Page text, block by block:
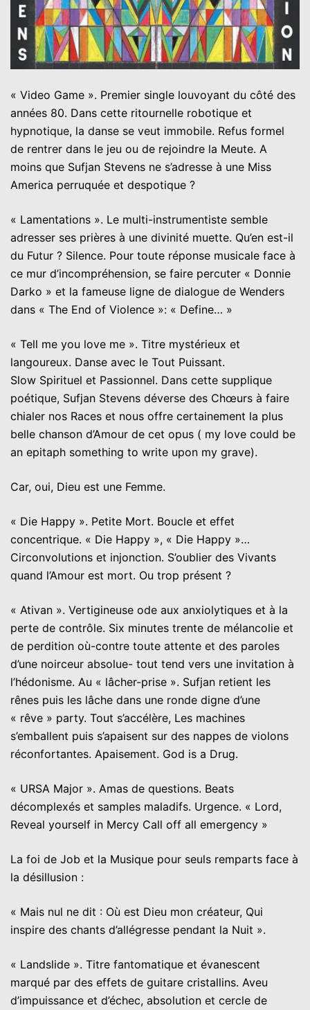
« Video Game ». Premier single louvoyant du côté des
années 80. Dans cette ritournelle robotique et
hypnotique, la danse se veut immobile. Refus formel
de rentrer dans le jeu ou de rejoindre la Meute. A
moins que Sufjan Stevens ne s’adresse à une Miss
America perruquée et despotique ?
« Lamentations ». Le multi-instrumentiste semble
adresser ses prières à une divinité muette. Qu’en est-il
du Futur ? Silence. Pour toute réponse musicale face à
ce mur d’incompréhension, se faire percuter « Donnie
Darko » et la fameuse ligne de dialogue de Wenders
dans « The End of Violence »: « Define… »
« Tell me you love me ». Titre mystérieux et
langoureux. Danse avec le Tout Puissant.
Slow Spirituel et Passionnel. Dans cette supplique
poétique, Sufjan Stevens déverse des Chœurs à faire
chialer nos Races et nous offre certainement la plus
belle chanson d’Amour de cet opus ( my love could be
an epitaph something to write upon my grave).
Car, oui, Dieu est une Femme.
« Die Happy ». Petite Mort. Boucle et effet
concentrique. « Die Happy », « Die Happy »…
Circonvolutions et injonction. S’oublier des Vivants
quand l’Amour est mort. Ou trop présent ?
« Ativan ». Vertigineuse ode aux anxiolytiques et à la
perte de contrôle. Six minutes trente de mélancolie et
de perdition où-contre toute attente et des paroles
d’une noirceur absolue- tout tend vers une invitation à
l’hédonisme. Au « lâcher-prise ». Sufjan retient les
rênes puis les lâche dans une ronde digne d’une
« rêve » party. Tout s’accélère, Les machines
s’emballent puis s’apaisent sur des nappes de violons
réconfortantes. Apaisement. God is a Drug.
« URSA Major ». Amas de questions. Beats
décomplexés et samples maladifs. Urgence. « Lord,
Reveal yourself in Mercy Call off all emergency »
La foi de Job et la Musique pour seuls remparts face à
la désillusion :
« Mais nul ne dit : Où est Dieu mon créateur, Qui
inspire des chants d’allégresse pendant la Nuit ».
« Landslide ». Titre fantomatique et évanescent
marqué par des effets de guitare cristallins. Aveu
d’impuissance et d’échec, absolution et cercle de